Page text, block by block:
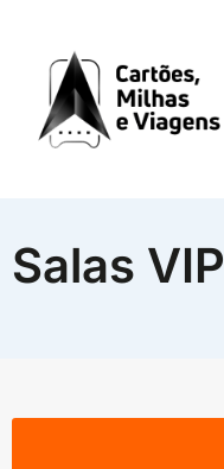
Salas VIP